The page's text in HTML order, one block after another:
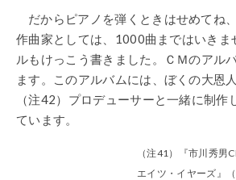
だからピアノを弾くときはせめてね
作曲家としては、1000曲まではいきま
ルもけっこう書きました。ＣＭのアル
ます。このアルバムには、ぼくの大恩
（注42）プロデューサーと一緒に制作
ています。
（注41）『市川秀男
エイツ・イヤーズ』